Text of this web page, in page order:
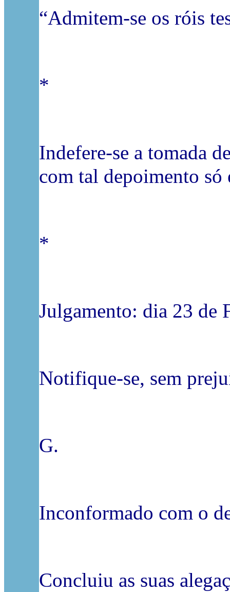
“Admitem-se os róis
*
Indefere-se a tomada
com tal depoimento
*
Julgamento: dia 23 de
Notifique-se, sem
G.
Inconformado com o
Concluiu as suas